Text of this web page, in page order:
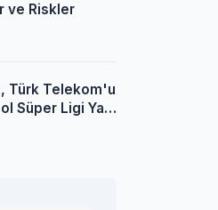
ve Riskler
Türk Telekom'u
Süper Ligi Yarı